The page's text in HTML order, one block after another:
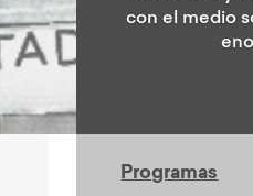
entre
América
Programas